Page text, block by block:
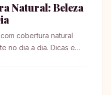
Natural: Beleza
cobertura natural
no dia a dia. Dicas e